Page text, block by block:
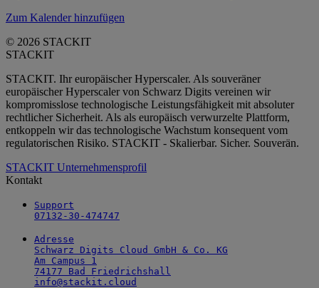
Zum Kalender hinzufügen
© 2026 STACKIT
STACKIT
STACKIT. Ihr europäischer Hyperscaler. Als souveräner
europäischer Hyperscaler von Schwarz Digits vereinen wir
kompromisslose technologische Leistungsfähigkeit mit absoluter
rechtlicher Sicherheit. Als als europäisch verwurzelte Plattform,
entkoppeln wir das technologische Wachstum konsequent vom
regulatorischen Risiko. STACKIT - Skalierbar. Sicher. Souverän.
STACKIT Unternehmensprofil
Kontakt
Support
07132-30-474747
Adresse
Schwarz Digits Cloud GmbH & Co. KG
Am Campus 1
74177 Bad Friedrichshall
info@stackit.cloud